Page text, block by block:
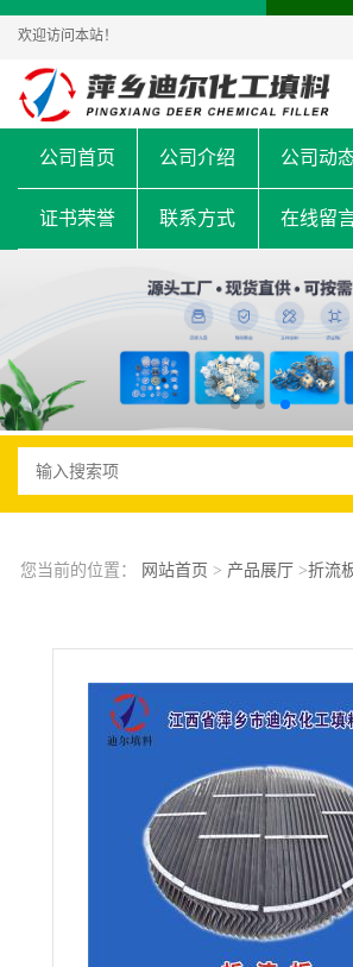
欢迎访问本站！
公司首页 公司介绍 公司动
证书荣誉 联系方式 在线留
您当前的位置： 网站首页 > 产品展厅>折流